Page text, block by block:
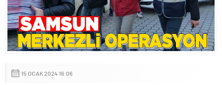
15 OCAK 2024 16:06